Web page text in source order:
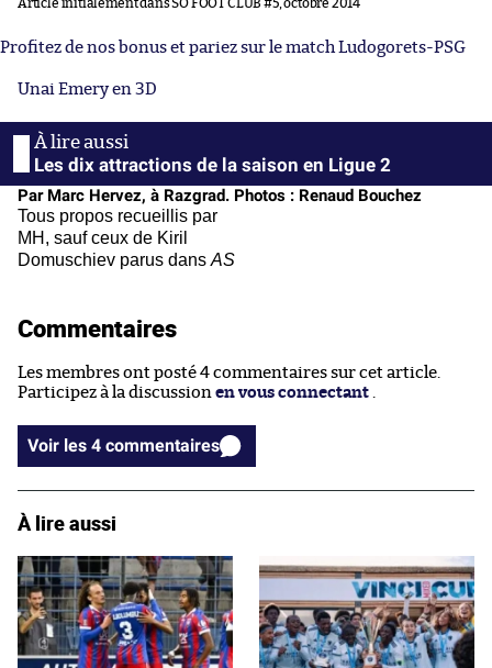
Article initialement dans SO FOOT CLUB #5, octobre 2014
Profitez de nos bonus et pariez sur le match Ludogorets-PSG
Unai Emery en 3D
Les dix attractions de la saison en Ligue 2
Par Marc Hervez, à Razgrad. Photos : Renaud Bouchez
Tous propos recueillis par
MH, sauf ceux de Kiril
Domuschiev parus dans AS
Commentaires
Les membres ont posté 4 commentaires sur cet article.
Participez à la discussion en vous connectant .
Voir les 4 commentaires
À lire aussi